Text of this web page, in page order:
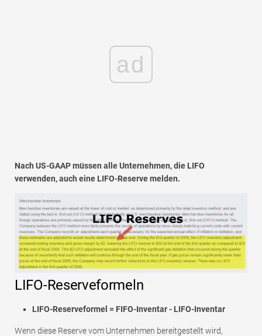
ad
Nach US-GAAP müssen alle Unternehmen, die LIFO
verwenden, auch eine LIFO-Reserve melden.
LIFO-Reserveformeln
LIFO-Reserveformel = FIFO-Inventar - LIFO-Inventar
Wenn diese Reserve vom Unternehmen bereitgestellt wird,